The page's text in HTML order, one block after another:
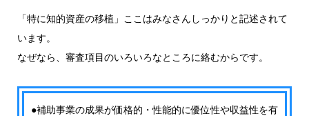
「特に知的資産の移植」ここはみなさんしっかりと記述されて
います。
なぜなら、審査項目のいろいろなところに絡むからです。
●補助事業の成果が価格的・性能的に優位性や収益性を有